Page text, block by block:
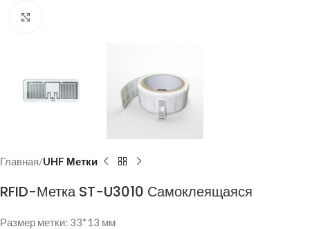
Главная UHF Метки
RFID-Метка ST-U3010 Самоклеящаяся
Размер метки: 33*13 мм